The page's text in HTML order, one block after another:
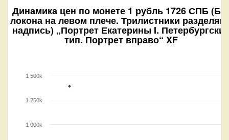
Динамика цен по монете 1 рубль 1726 СПБ
локона на левом плече. Трилистники
надпись) „Портрет Екатерины I.
тип. Портрет вправо“ XF
1 000k
1 250k
1 500k